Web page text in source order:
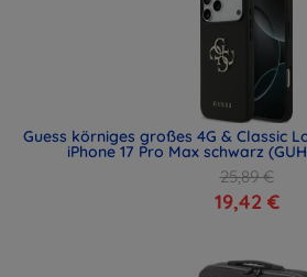
Guess körniges großes 4G & Classic
iPhone 17 Pro Max schwarz
25,89 €
19,42 €